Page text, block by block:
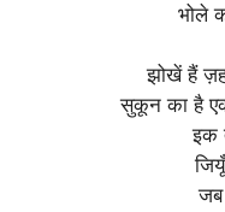
भोले
झोखें हैं
सुकून का है एक
इक
जब